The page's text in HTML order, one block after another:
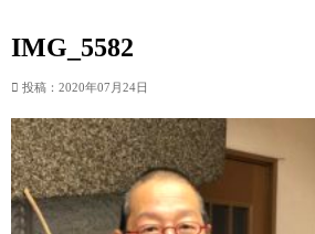
IMG_5582
投稿：2020年07月24日